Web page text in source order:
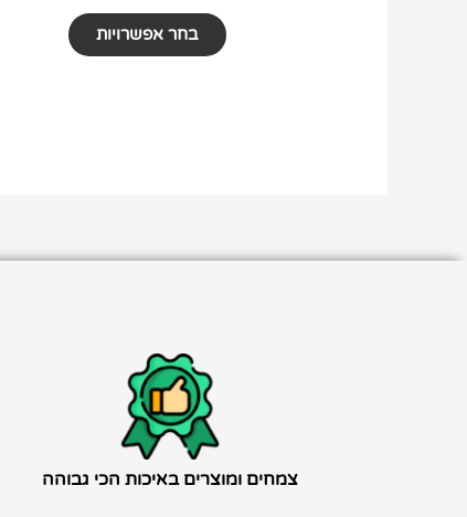
בחר אפשרויות
צמחים ומוצרים באיכות הכי גבוהה